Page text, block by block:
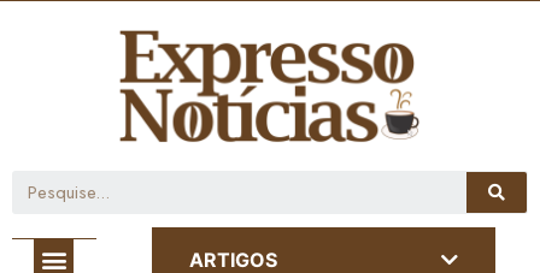
ARTIGOS